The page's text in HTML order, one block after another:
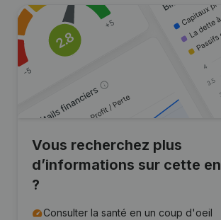
Vous recherchez plus
d’informations sur cette
?
Consulter la santé en un coup d'oeil